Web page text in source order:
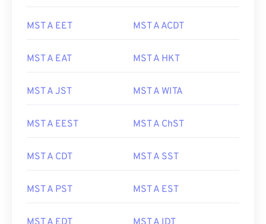
MST A EET MST A ACDT
MST A EAT MST A HKT
MST A JST MST A WITA
MST A EEST MST A ChST
MST A CDT MST A SST
MST A PST MST A EST